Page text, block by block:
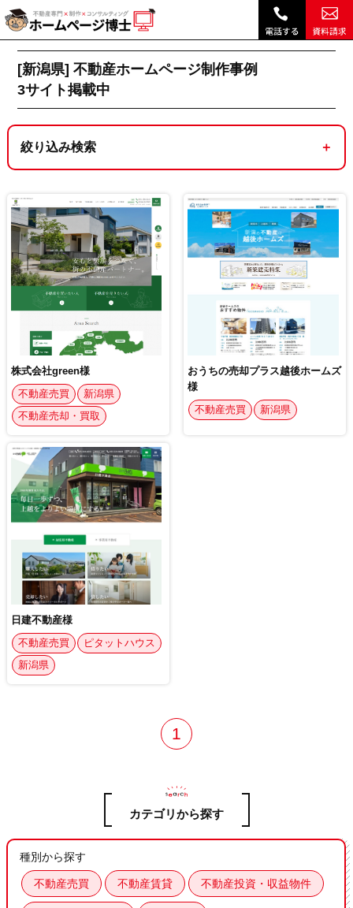
新潟県｜不動産ホームページ制作実績・デザイン事例 ｜ホームページ博士（博士.com）|
不動産ホームページ制作トップ [新潟県]不動産ホームページ制作実績一覧 3サイト
[新潟県] 不動産ホームページ制作事例
3サイト掲載中
絞り込み検索
株式会社green様
不動産売買
新潟県
不動産売却・買取
おうちの売却プラス越後ホームズ
様
不動産売買
新潟県
日建不動産様
不動産売買
ピタットハウス
新潟県
1
カテゴリから探す
種別から探す
不動産売買 不動産賃貸 不動産投資・収益物件